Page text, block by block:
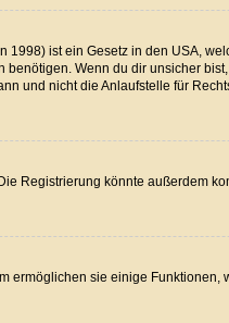
ist ein Gesetz in den USA,
Wenn du dir unsicher
und nicht die Anlaufstelle für
Registrierung könnte außerdem
sie einige Funktionen,